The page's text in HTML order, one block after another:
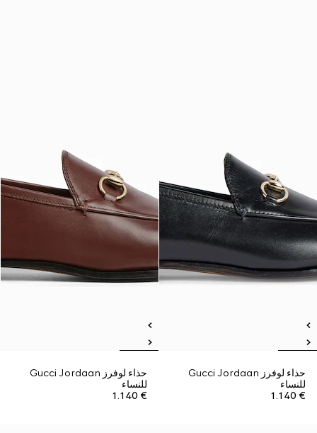
حذاء لوفرز Gucci Jordaan
للنساء
€ 1.140
حذاء لوفرز Gucci Jordaan
للنساء
€ 1.140